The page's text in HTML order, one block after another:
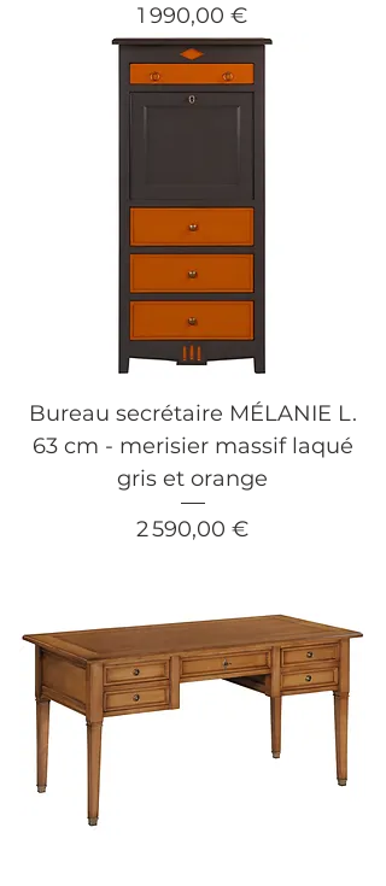
Prix
1 990,00 €
Bureau secrétaire MÉLANIE L.
63 cm - merisier massif laqué
gris et orange
Prix
2 590,00 €